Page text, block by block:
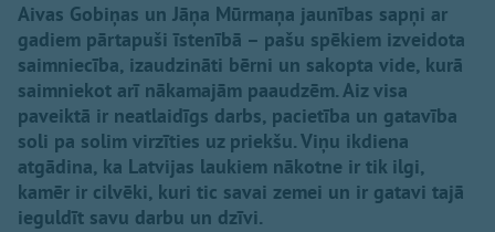
Aivas Gobiņas un Jāņa Mūrmaņa jaunības sapņi ar
gadiem pārtapuši īstenībā – pašu spēkiem izveidota
saimniecība, izaudzināti bērni un sakopta vide, kurā
saimniekot arī nākamajām paaudzēm. Aiz visa
paveiktā ir neatlaidīgs darbs, pacietība un gatavība
soli pa solim virzīties uz priekšu. Viņu ikdiena
atgādina, ka Latvijas laukiem nākotne ir tik ilgi,
kamēr ir cilvēki, kuri tic savai zemei un ir gatavi tajā
ieguldīt savu darbu un dzīvi.